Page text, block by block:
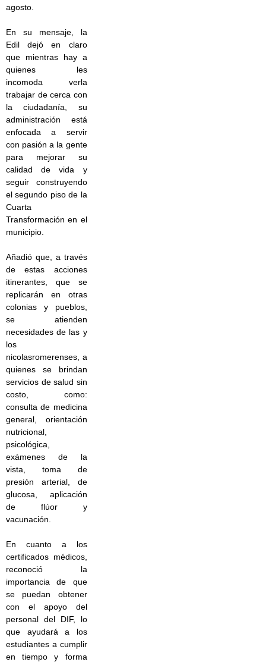
agosto.
En su mensaje, la
Edil dejó en claro
que mientras hay a
quienes les
incomoda verla
trabajar de cerca con
la ciudadanía, su
administración está
enfocada a servir
con pasión a la gente
para mejorar su
calidad de vida y
seguir construyendo
el segundo piso de la
Cuarta
Transformación en el
municipio.
Añadió que, a través
de estas acciones
itinerantes, que se
replicarán en otras
colonias y pueblos,
se atienden
necesidades de las y
los
nicolasromerenses, a
quienes se brindan
servicios de salud sin
costo, como:
consulta de medicina
general, orientación
nutricional,
psicológica,
exámenes de la
vista, toma de
presión arterial, de
glucosa, aplicación
de flúor y
vacunación.
En cuanto a los
certificados médicos,
reconoció la
importancia de que
se puedan obtener
con el apoyo del
personal del DIF, lo
que ayudará a los
estudiantes a cumplir
en tiempo y forma